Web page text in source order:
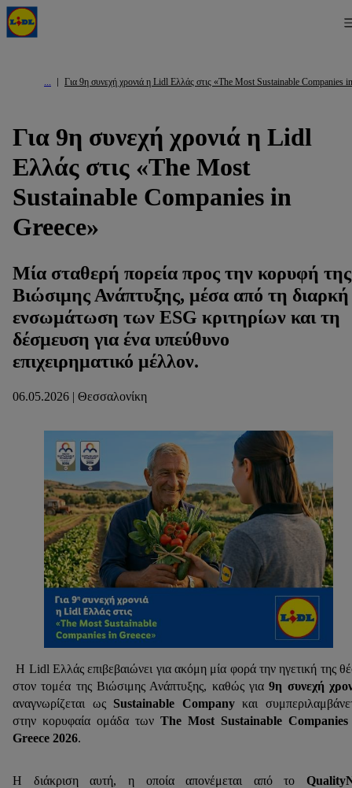
Για 9η συνεχή χρονιά η Lidl Ελλάς στις «The Most Sustainable Companies
Για 9η συνεχή χρονιά η Lidl
Ελλάς στις «The Most
Sustainable Companies in
Greece»
Μία σταθερή πορεία προς την κορυφή της
Βιώσιμης Ανάπτυξης, μέσα από τη διαρκή
ενσωμάτωση των ESG κριτηρίων και τη
δέσμευση για ένα υπεύθυνο
επιχειρηματικό μέλλον.
06.05.2026 | Θεσσαλονίκη
Η Lidl Ελλάς επιβεβαιώνει για ακόμη μία φορά την ηγετική της
στον τομέα της Βιώσιμης Ανάπτυξης, καθώς για9η συνεχή
αναγνωρίζεται ως Sustainable Companyκαι
στην κορυφαία ομάδα των The Most Sustainable
Greece 2026.
Η διάκριση αυτή, η οποία απονέμεται από το